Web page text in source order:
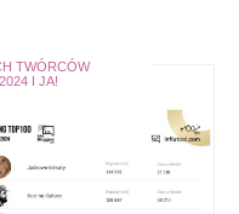
TWÓRCÓW
I JA!